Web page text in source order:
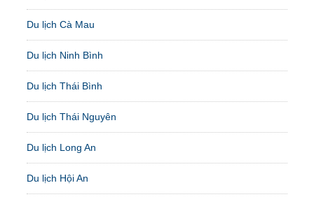
Du lịch Cà Mau
Du lịch Ninh Bình
Du lịch Thái Bình
Du lịch Thái Nguyên
Du lịch Long An
Du lịch Hội An